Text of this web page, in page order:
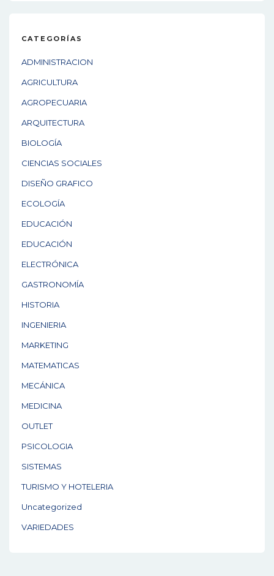
CATEGORÍAS
ADMINISTRACION
AGRICULTURA
AGROPECUARIA
ARQUITECTURA
BIOLOGÍA
CIENCIAS SOCIALES
DISEÑO GRAFICO
ECOLOGÍA
EDUCACIÓN
EDUCACIÓN
ELECTRÓNICA
GASTRONOMÍA
HISTORIA
INGENIERIA
MARKETING
MATEMATICAS
MECÁNICA
MEDICINA
OUTLET
PSICOLOGIA
SISTEMAS
TURISMO Y HOTELERIA
Uncategorized
VARIEDADES